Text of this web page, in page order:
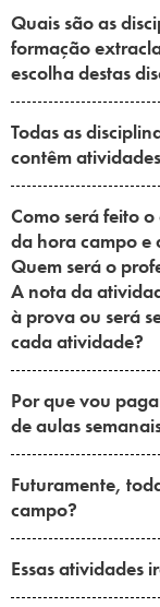
Conclua sua
INSCREVA-SE
Quais são as
formação
escolha destas
Todas as
contêm
Como será feito
da hora campo e
Quem será o
A nota da
à prova ou será
cada atividade?
Por que vou
de aulas
Futuramente,
campo?
Essas atividades